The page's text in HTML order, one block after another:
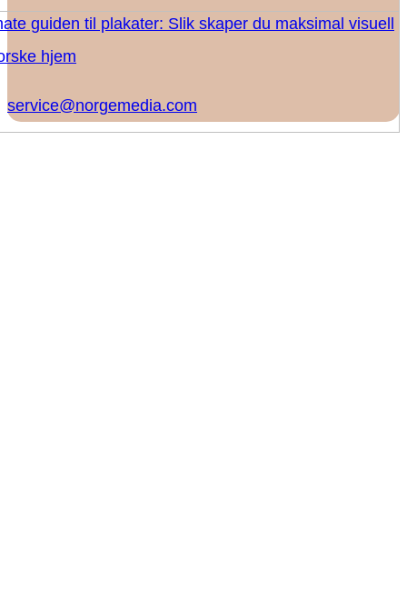
guiden til plakater: Slik skaper du maksimal visuell
hjem
service@norgemedia.com